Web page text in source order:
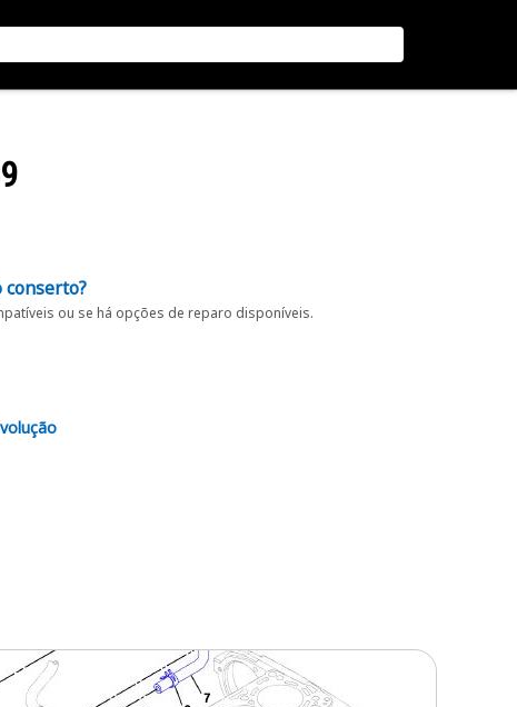
ou se há opções de reparo disponíveis.